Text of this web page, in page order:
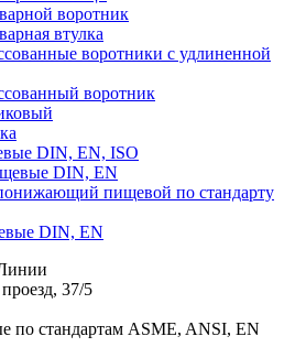
воротник
втулка
воротники с удлиненной
воротник
DIN, EN, ISO
DIN, EN
пищевой по стандарту
DIN, EN
37/5
по стандартам ASME, ANSI, EN